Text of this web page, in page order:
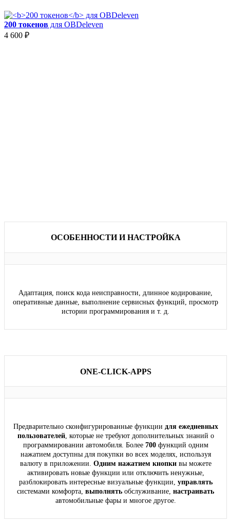
200 токенов для OBDeleven
4 600 ₽
ОСОБЕННОСТИ И НАСТРОЙКА
Адаптация, поиск кода неисправности, длинное кодирование,
оперативные данные, выполнение сервисных функций, просмотр
истории программирования и т. д.
ONE-CLICK-APPS
Предварительно сконфигурированные функции для ежедневных
пользователей, которые не требуют дополнительных знаний о
программировании автомобиля. Более700 функций одним
нажатием доступны для покупки во всех моделях, используя
валюту в приложении. Одним нажатием кнопкивы можете
активировать новые функции или отключить ненужные,
разблокировать интересные визуальные функции, управлять
системами комфорта, выполнять обслуживание, настраивать
автомобильные фары и многое другое.